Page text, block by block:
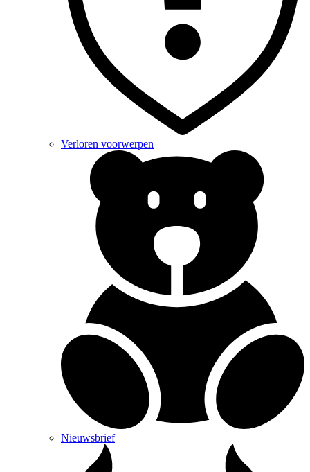
Verloren voorwerpen
Nieuwsbrief